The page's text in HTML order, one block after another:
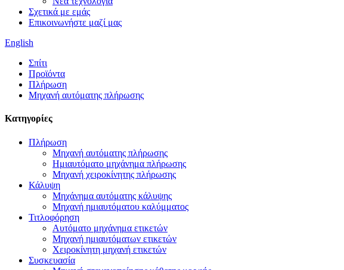
Σχετικά με εμάς
Επικοινωνήστε μαζί μας
English
Σπίτι
Προϊόντα
Πλήρωση
Μηχανή αυτόματης πλήρωσης
Κατηγορίες
Πλήρωση
Μηχανή αυτόματης πλήρωσης
Ημιαυτόματο μηχάνημα πλήρωσης
Μηχανή χειροκίνητης πλήρωσης
Κάλυψη
Μηχάνημα αυτόματης κάλυψης
Μηχανή ημιαυτόματου καλύμματος
Τιτλοφόρηση
Αυτόματο μηχάνημα ετικετών
Μηχανή ημιαυτόματων ετικετών
Χειροκίνητη μηχανή ετικετών
Συσκευασία